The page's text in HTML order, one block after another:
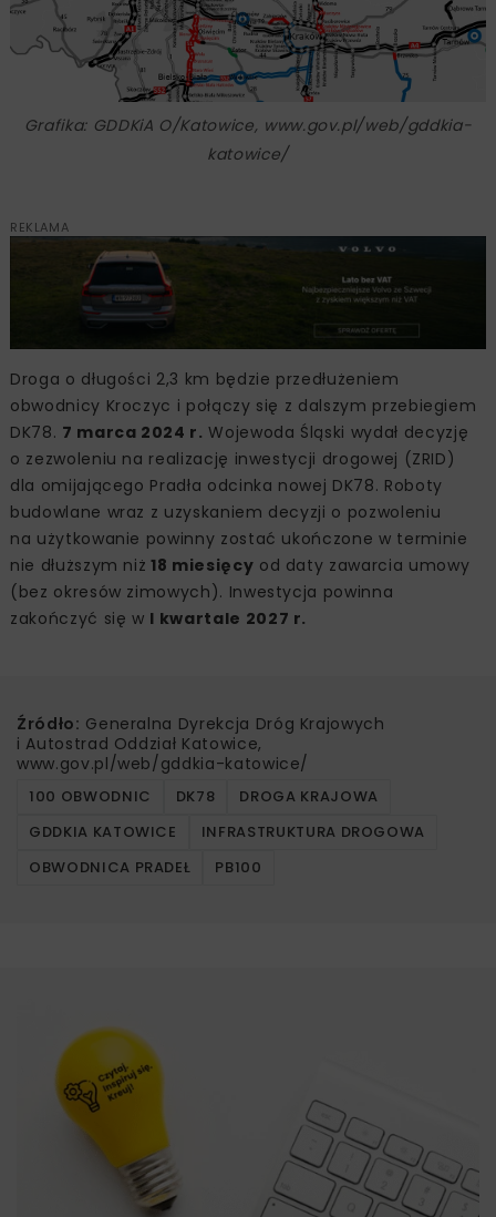
Grafika: GDDKiA O/Katowice, www.gov.pl/web/gddkia-
katowice/
REKLAMA
Droga o długości 2,3 km będzie przedłużeniem
obwodnicy Kroczyc i połączy się z dalszym przebiegiem
DK78. 7 marca 2024 r. Wojewoda Śląski wydał decyzję
o zezwoleniu na realizację inwestycji drogowej (ZRID)
dla omijającego Pradła odcinka nowej DK78. Roboty
budowlane wraz z uzyskaniem decyzji o pozwoleniu
na użytkowanie powinny zostać ukończone w terminie
nie dłuższym niż 18 miesięcy od daty zawarcia umowy
(bez okresów zimowych). Inwestycja powinna
zakończyć się w I kwartale 2027 r.
Źródło: Generalna Dyrekcja Dróg Krajowych
i Autostrad Oddział Katowice,
www.gov.pl/web/gddkia-katowice/
100 OBWODNIC DK78
DROGA KRAJOWA
GDDKIA KATOWICE
INFRASTRUKTURA DROGOWA
OBWODNICA PRADEŁ
PB100